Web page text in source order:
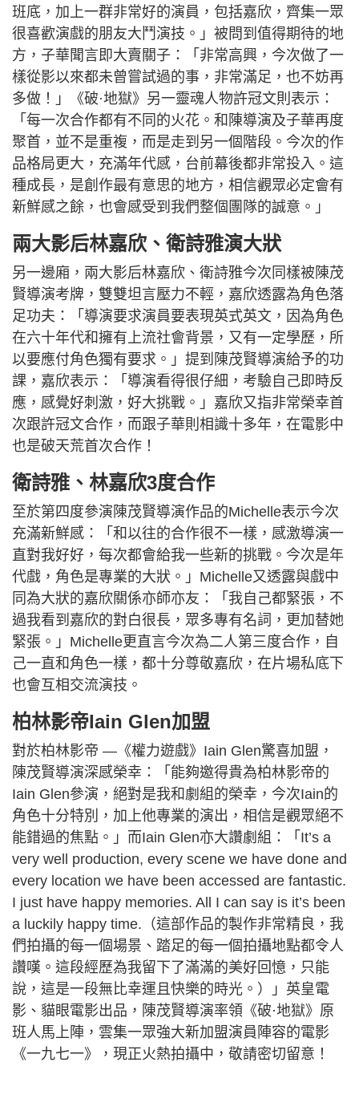
班底，加上一群非常好的演員，包括嘉欣，齊集一眾
很喜歡演戲的朋友大鬥演技。」被問到值得期待的地
方，子華聞言即大賣關子：「非常高興，今次做了一
樣從影以來都未曾嘗試過的事，非常滿足，也不妨再
多做！」《破·地獄》另一靈魂人物許冠文則表示：
「每一次合作都有不同的火花。和陳導演及子華再度
聚首，並不是重複，而是走到另一個階段。今次的作
品格局更大，充滿年代感，台前幕後都非常投入。這
種成長，是創作最有意思的地方，相信觀眾必定會有
新鮮感之餘，也會感受到我們整個團隊的誠意。」
兩大影后林嘉欣、衛詩雅演大狀
另一邊廂，兩大影后林嘉欣、衛詩雅今次同樣被陳茂
賢導演考牌，雙雙坦言壓力不輕，嘉欣透露為角色落
足功夫：「導演要求演員要表現英式英文，因為角色
在六十年代和擁有上流社會背景，又有一定學歷，所
以要應付角色獨有要求。」提到陳茂賢導演給予的功
課，嘉欣表示：「導演看得很仔細，考驗自己即時反
應，感覺好刺激，好大挑戰。」嘉欣又指非常榮幸首
次跟許冠文合作，而跟子華則相識十多年，在電影中
也是破天荒首次合作！
衛詩雅、林嘉欣3度合作
至於第四度參演陳茂賢導演作品的Michelle表示今次
充滿新鮮感：「和以往的合作很不一樣，感激導演一
直對我好好，每次都會給我一些新的挑戰。今次是年
代戲，角色是專業的大狀。」Michelle又透露與戲中
同為大狀的嘉欣關係亦師亦友：「我自己都緊張，不
過我看到嘉欣的對白很長，眾多專有名詞，更加替她
緊張。」Michelle更直言今次為二人第三度合作，自
己一直和角色一樣，都十分尊敬嘉欣，在片場私底下
也會互相交流演技。
柏林影帝Iain Glen加盟
對於柏林影帝 —《權力遊戲》Iain Glen驚喜加盟，
陳茂賢導演深感榮幸：「能夠邀得貴為柏林影帝的
Iain Glen參演，絕對是我和劇組的榮幸，今次Iain的
角色十分特別，加上他專業的演出，相信是觀眾絕不
能錯過的焦點。」而Iain Glen亦大讚劇組：「It’s a
very well production, every scene we have done and
every location we have been accessed are fantastic.
I just have happy memories. All I can say is it’s been
a luckily happy time.（這部作品的製作非常精良，我
們拍攝的每一個場景、踏足的每一個拍攝地點都令人
讚嘆。這段經歷為我留下了滿滿的美好回憶，只能
說，這是一段無比幸運且快樂的時光。）」英皇電
影、貓眼電影出品，陳茂賢導演率領《破·地獄》原
班人馬上陣，雲集一眾強大新加盟演員陣容的電影
《一九七一》，現正火熱拍攝中，敬請密切留意！